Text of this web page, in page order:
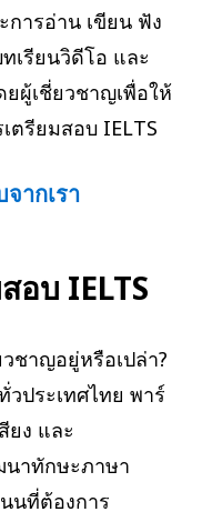
ารอ่าน เขียน ฟัง
เรียนวิดีโอ และ
ผู้เชี่ยวชาญเพื่อให้
ตรียมสอบ IELTS
ากเรา
อบ IELTS
ชาญอยู่หรือเปล่า?
ประเทศไทย พาร์
ยง และ
าทักษะภาษา
นที่ต้องการ